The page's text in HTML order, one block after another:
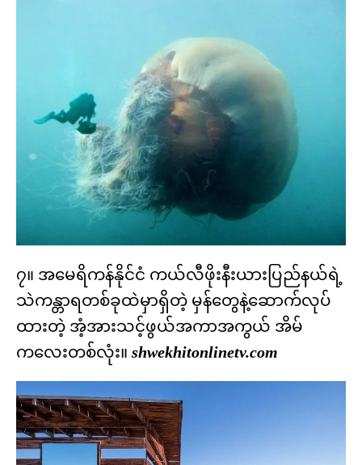
၇။ အမေရိကန်နိုင်ငံ ကယ်လီဖိုးနီးယားပြည်နယ်ရဲ့
သဲကန္တာရတစ်ခုထဲမှာရှိတဲ့ မှန်တွေနဲ့ဆောက်လုပ်
ထားတဲ့ အံ့အားသင့်ဖွယ်အကာအကွယ် အိမ်
ကလေးတစ်လုံး။ shwekhitonlinetv.com